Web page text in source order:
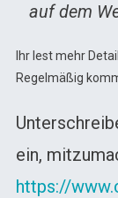
auf dem
Ihr lest mehr
Regelmäßig
ein,
https://